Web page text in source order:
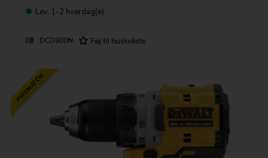
Hastighed, ubel.: 2000 omdr./min.
Maks. borekapacitet [Metal]: 13 mm
Maks. borekapacitet [Murværk]: 13 mm
Lev. 1-2 hverdag(e)
DCD800N
PRISMATCH